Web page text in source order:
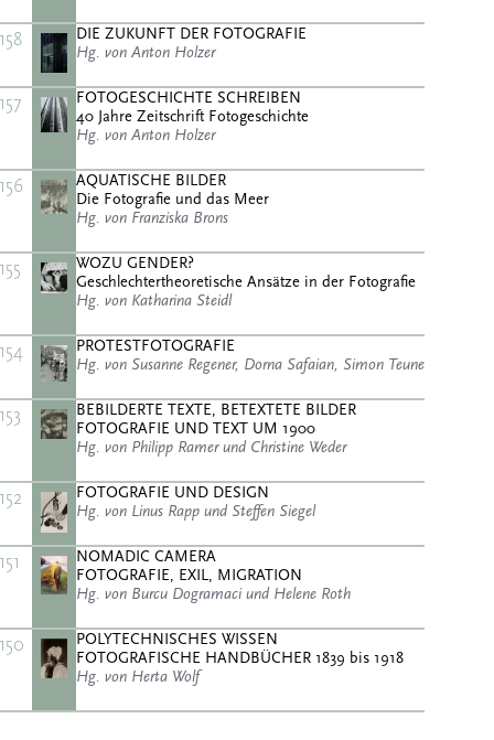
158
DIE ZUKUNFT DER FOTOGRAFIE
Hg. von Anton Holzer
157
FOTOGESCHICHTE SCHREIBEN
40 Jahre Zeitschrift Fotogeschichte
Hg. von Anton Holzer
156
AQUATISCHE BILDER
Die Fotografie und das Meer
Hg. von Franziska Brons
155
WOZU GENDER?
Geschlechtertheoretische Ansätze in der Fotografie
Hg. von Katharina Steidl
154
PROTESTFOTOGRAFIE
Hg. von Susanne Regener, Dorna Safaian, Simon Teune
153
BEBILDERTE TEXTE, BETEXTETE BILDER
FOTOGRAFIE UND TEXT UM 1900
Hg. von Philipp Ramer und Christine Weder
152
FOTOGRAFIE UND DESIGN
Hg. von Linus Rapp und Steffen Siegel
151
NOMADIC CAMERA
FOTOGRAFIE, EXIL, MIGRATION
Hg. von Burcu Dogramaci und Helene Roth
150
POLYTECHNISCHES WISSEN
FOTOGRAFISCHE HANDBÜCHER 1839 bis 1918
Hg. von Herta Wolf